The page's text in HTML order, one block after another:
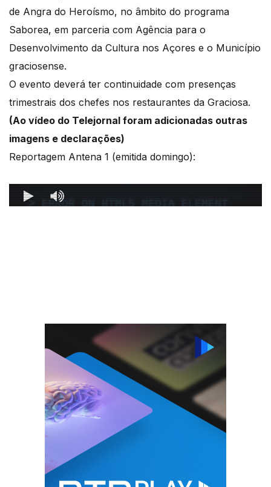
de Angra do Heroísmo, no âmbito do programa
Saborea, em parceria com Agência para o
Desenvolvimento da Cultura nos Açores e o Município
graciosense.
O evento deverá ter continuidade com presenças
trimestrais dos chefes nos restaurantes da Graciosa.
(Ao vídeo do Telejornal foram adicionadas outras
imagens e declarações)
Reportagem Antena 1 (emitida domingo):